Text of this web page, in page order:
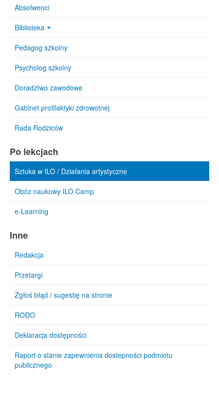
Absolwenci
Biblioteka
Pedagog szkolny
Psycholog szkolny
Doradztwo zawodowe
Gabinet profilaktyki zdrowotnej
Rada Rodziców
Po lekcjach
Sztuka w ILO / Działania artystyczne
Obóz naukowy ILO Camp
e-Learning
Inne
Redakcja
Przetargi
Zgłoś błąd / sugestię na stronie
RODO
Deklaracja dostępności
Raport o stanie zapewnienia dostepności podmiotu
publicznego